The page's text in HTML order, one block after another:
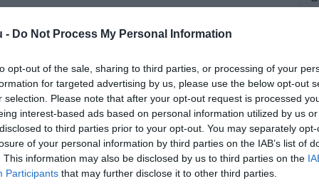
- Do Not Process My Personal Information
opt-out of the sale, sharing to third parties, or processing of your
for targeted advertising by us, please use the below opt-out
selection. Please note that after your opt-out request is processed
interest-based ads based on personal information utilized by us
to third parties prior to your opt-out. You may separately
of your personal information by third parties on the IAB’s list of
This information may also be disclosed by us to third parties on the
Participants that may further disclose it to other third parties.